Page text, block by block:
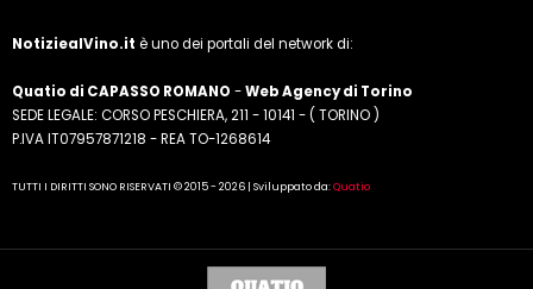
NotiziealVino.it è uno dei portali del network di:
Quatio di CAPASSO ROMANO -Web Agency di Torino
SEDE LEGALE: CORSO PESCHIERA, 211 - 10141 - ( TORINO )
P.IVA IT07957871218 - REA TO-1268614
TUTTI I DIRITTI SONO RISERVATI © 2015 - 2026 | Sviluppato da:Quatio